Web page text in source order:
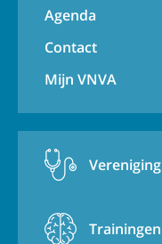
Agenda
Contact
Mijn VNVA
Vereniging
Trainingen